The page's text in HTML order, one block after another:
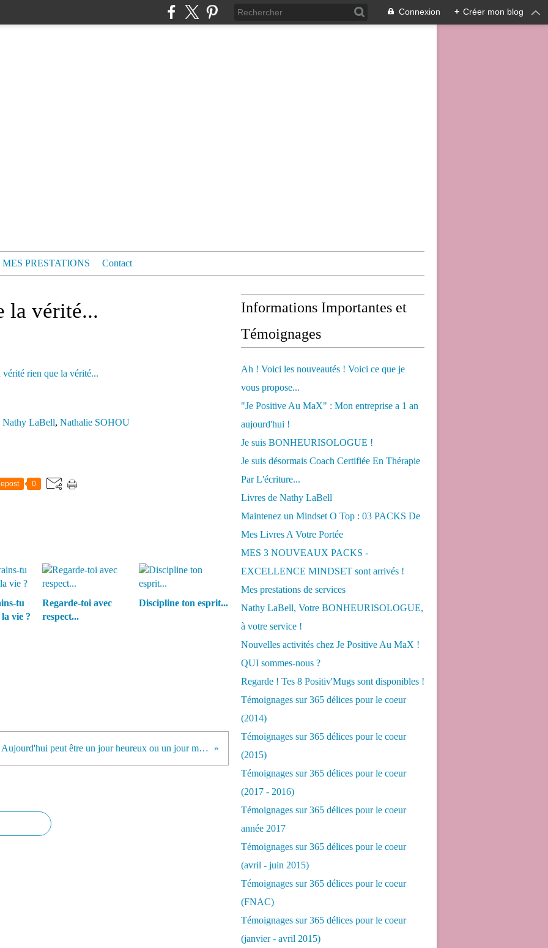
Connexion + Créer mon blog
MES PRESTATIONS Contact
la vérité...
Nathy LaBell, Nathalie SOHOU
0
tu
la vie ?
Regarde-toi avec
respect...
Discipline ton esprit...
Aujourd'hui peut être un jour heureux ou un jour malheureux...
Informations Importantes et
Témoignages
Ah ! Voici les nouveautés ! Voici ce que je
vous propose...
"Je Positive Au MaX" : Mon entreprise a 1 an
aujourd'hui !
Je suis BONHEURISOLOGUE !
Je suis désormais Coach Certifiée En Thérapie
Par L'écriture...
Livres de Nathy LaBell
Maintenez un Mindset O Top : 03 PACKS De
Mes Livres A Votre Portée
MES 3 NOUVEAUX PACKS -
EXCELLENCE MINDSET sont arrivés !
Mes prestations de services
Nathy LaBell, Votre BONHEURISOLOGUE,
à votre service !
Nouvelles activités chez Je Positive Au MaX !
QUI sommes-nous ?
Regarde ! Tes 8 Positiv'Mugs sont disponibles !
Témoignages sur 365 délices pour le coeur
(2014)
Témoignages sur 365 délices pour le coeur
(2015)
Témoignages sur 365 délices pour le coeur
(2017 - 2016)
Témoignages sur 365 délices pour le coeur
année 2017
Témoignages sur 365 délices pour le coeur
(avril - juin 2015)
Témoignages sur 365 délices pour le coeur
(FNAC)
Témoignages sur 365 délices pour le coeur
(janvier - avril 2015)